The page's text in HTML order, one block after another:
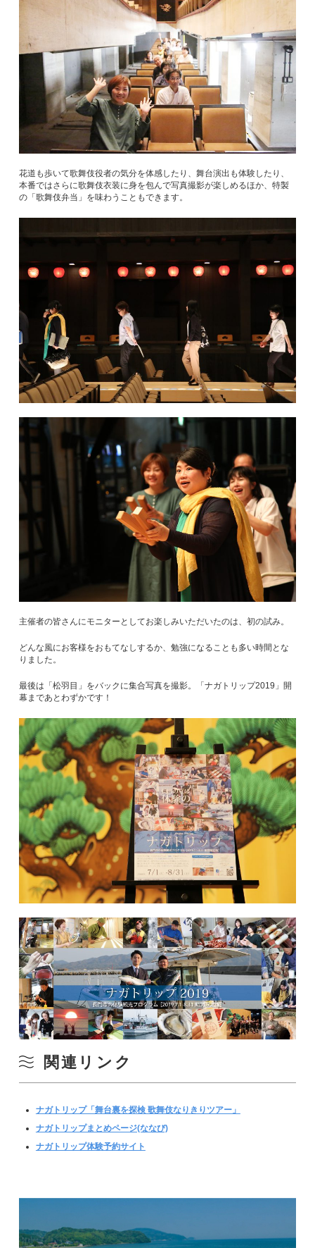
花道も歩いて歌舞伎役者の気分を体感したり、舞台演出も体験したり、
本番ではさらに歌舞伎衣装に身を包んで写真撮影が楽しめるほか、特製
の「歌舞伎弁当」を味わうこともできます。
主催者の皆さんにモニターとしてお楽しみいただいたのは、初の試み。
どんな風にお客様をおもてなしするか、勉強になることも多い時間とな
りました。
最後は「松羽目」をバックに集合写真を撮影。「ナガトリップ2019」開
幕まであとわずかです！
関連リンク
ナガトリップ「舞台裏を探検 歌舞伎なりきりツアー」
ナガトリップまとめページ(ななび)
ナガトリップ体験予約サイト